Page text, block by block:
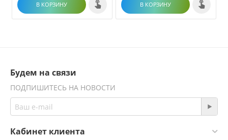
В КОРЗИНУ В КОРЗИНУ
Будем на связи
ПОДПИШИТЕСЬ НА НОВОСТИ
Кабинет клиента